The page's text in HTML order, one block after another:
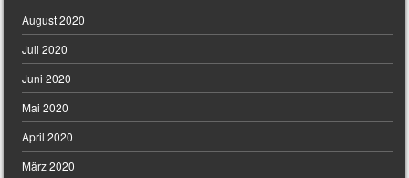
August 2020
Juli 2020
Juni 2020
Mai 2020
April 2020
März 2020